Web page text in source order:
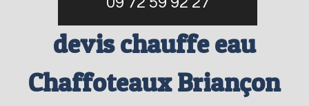
devis chauffe eau
Chaffoteaux Briançon